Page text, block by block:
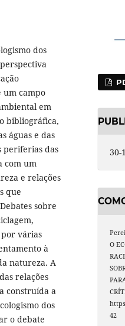
dos
um campo
em
bibliográfica,
águas e das
periferias das
com um
e relações
que
sobre
por várias
à
natureza. A
relações
construída a
dos
o debate
30-
O
42